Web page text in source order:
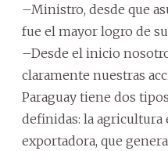
–Ministro, desde que
fue el mayor logro de
–Desde el inicio
claramente nuestras
Paraguay tiene dos
definidas: la agricultura
exportadora, que